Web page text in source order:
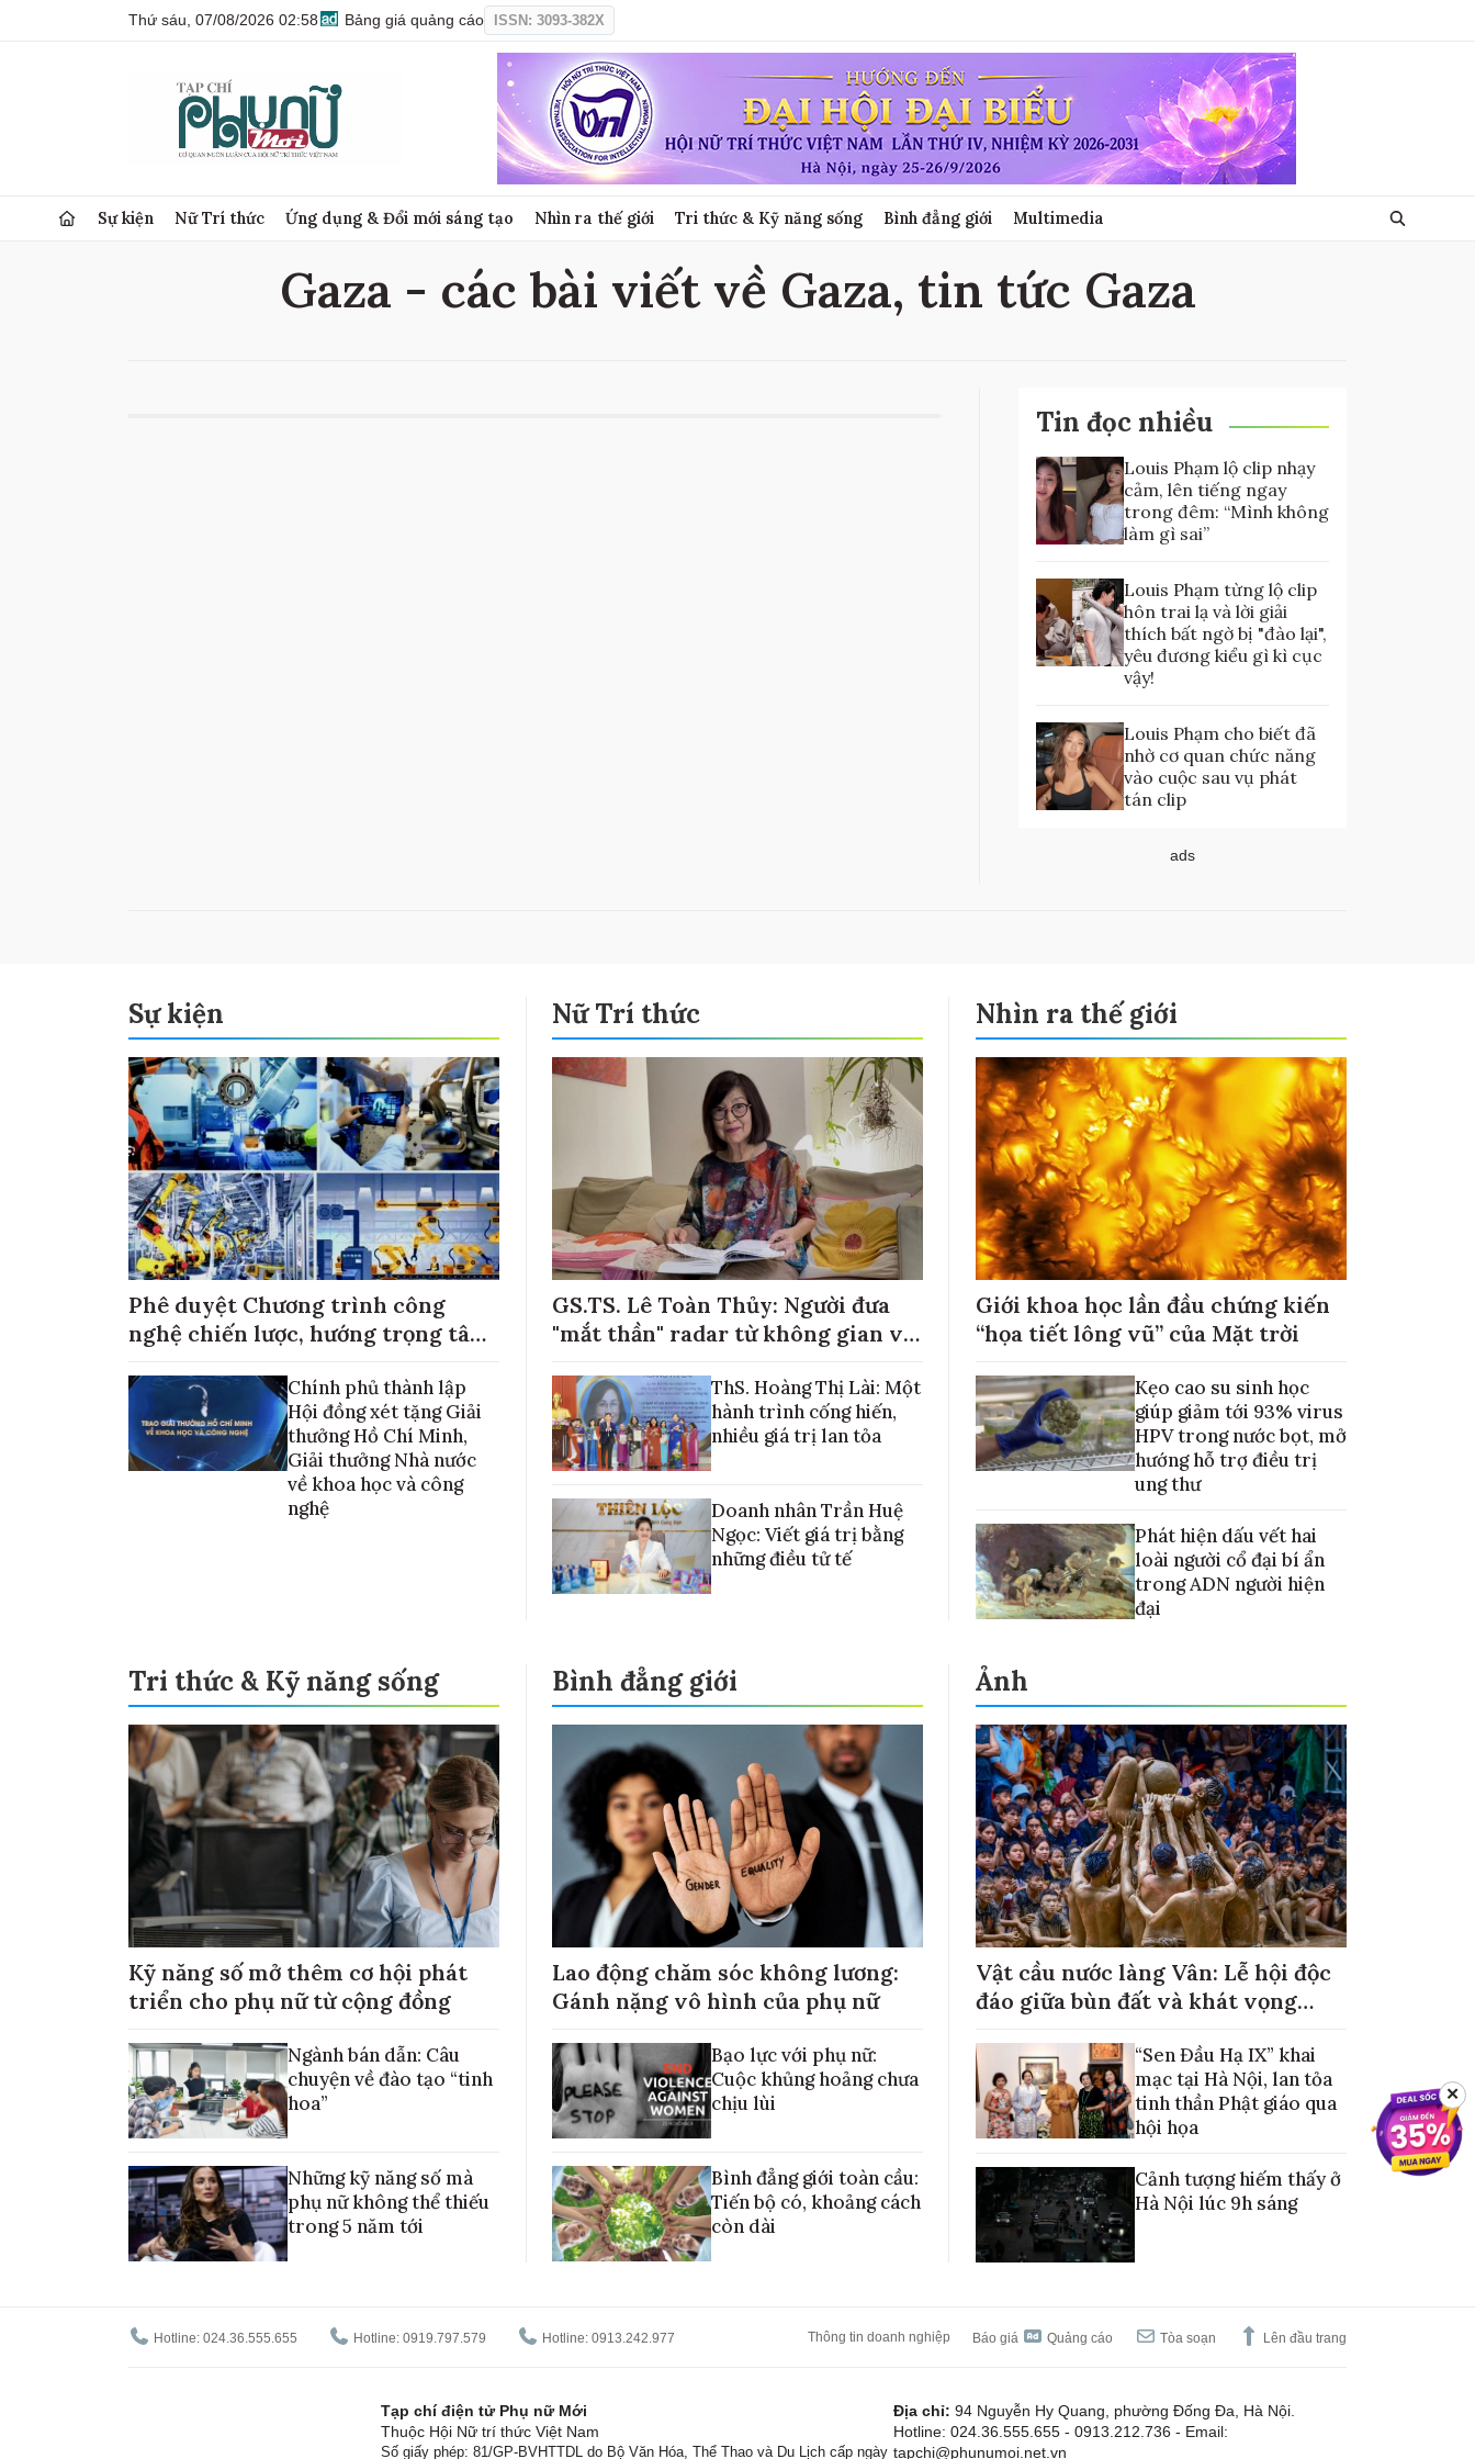
Thứ sáu, 07/08/2026 02:58 Bảng giá quảng cáo ISSN: 3093-382X
Sự kiện Nữ Trí thức Ứng dụng & Đổi mới sáng tạo Nhìn ra thế giới Tri thức & Kỹ năng sống Bình đẳng giới Multimedia
Gaza - các bài viết về Gaza, tin tức Gaza
Tin đọc nhiều
Louis Phạm lộ clip nhạy
cảm, lên tiếng ngay
trong đêm: “Mình không
làm gì sai”
Louis Phạm từng lộ clip
hôn trai lạ và lời giải
thích bất ngờ bị "đào lại",
yêu đương kiểu gì kì cục
vậy!
Louis Phạm cho biết đã
nhờ cơ quan chức năng
vào cuộc sau vụ phát
tán clip
ads
Sự kiện
Phê duyệt Chương trình công
nghệ chiến lược, hướng trọng tâm
Chính phủ thành lập
Hội đồng xét tặng Giải
thưởng Hồ Chí Minh,
Giải thưởng Nhà nước
về khoa học và công
nghệ
Nữ Trí thức
GS.TS. Lê Toàn Thủy: Người đưa
"mắt thần" radar từ không gian về
ThS. Hoàng Thị Lài: Một
hành trình cống hiến,
nhiều giá trị lan tỏa
Doanh nhân Trần Huệ
Ngọc: Viết giá trị bằng
những điều tử tế
Nhìn ra thế giới
Giới khoa học lần đầu chứng kiến
“họa tiết lông vũ” của Mặt trời
Kẹo cao su sinh học
giúp giảm tới 93% virus
HPV trong nước bọt, mở
hướng hỗ trợ điều trị
ung thư
Phát hiện dấu vết hai
loài người cổ đại bí ẩn
trong ADN người hiện
đại
Tri thức & Kỹ năng sống
Kỹ năng số mở thêm cơ hội phát
triển cho phụ nữ từ cộng đồng
Ngành bán dẫn: Câu
chuyện về đào tạo “tinh
hoa”
Những kỹ năng số mà
phụ nữ không thể thiếu
trong 5 năm tới
Bình đẳng giới
Lao động chăm sóc không lương:
Gánh nặng vô hình của phụ nữ
Bạo lực với phụ nữ:
Cuộc khủng hoảng chưa
chịu lùi
Bình đẳng giới toàn cầu:
Tiến bộ có, khoảng cách
còn dài
Ảnh
Vật cầu nước làng Vân: Lễ hội độc
đáo giữa bùn đất và khát vọng
“Sen Đầu Hạ IX” khai
mạc tại Hà Nội, lan tỏa
tinh thần Phật giáo qua
hội họa
Cảnh tượng hiếm thấy ở
Hà Nội lúc 9h sáng
Hotline: 024.36.555.655 Hotline: 0919.797.579 Hotline: 0913.242.977 Thông tin doanh nghiệp Báo giá Quảng cáo Tòa soạn Lên đầu trang
Tạp chí điện tử Phụ nữ Mới
Thuộc Hội Nữ trí thức Việt Nam
Số giấy phép: 81/GP-BVHTTDL do Bộ Văn Hóa, Thể Thao và Du Lịch cấp ngày
Địa chỉ: 94 Nguyễn Hy Quang, phường Đống Đa, Hà Nội.
Hotline: 024.36.555.655 - 0913.212.736 - Email:
tapchi@phunumoi.net.vn
✕